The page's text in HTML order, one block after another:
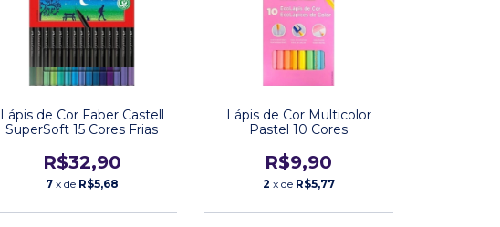
Lápis de Cor Faber Castell
SuperSoft 15 Cores Frias
R$32,90
7 x de R$5,68
Lápis de Cor Multicolor
Pastel 10 Cores
R$9,90
2 x de R$5,77